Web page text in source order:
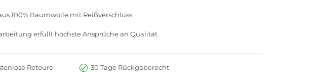
100% Baumwolle mit Reißverschluss.
erfüllt höchste Ansprüche an Qualität.
Retoure 30 Tage Rückgaberecht